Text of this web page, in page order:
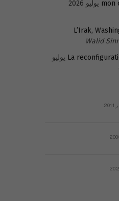
mon
L’Irak,
Walid
La 12 يوليو